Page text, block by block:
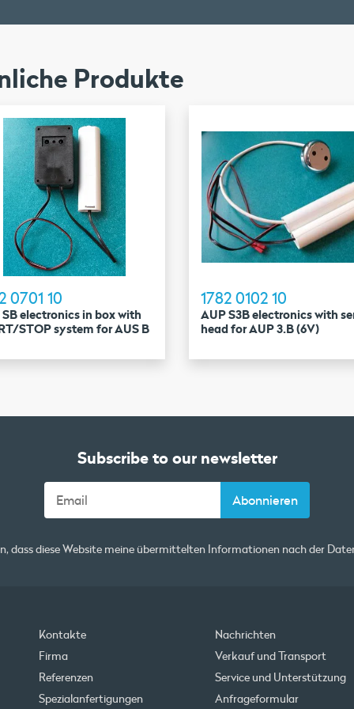
Produkte
0701 10
SB electronics in box with
STOP system for AUS B
1782 0102 10
AUP S3B electronics with
head for AUP 3.B (6V)
Subscribe to our newsletter
dass diese Website meine übermittelten Informationen nach der
Kontakte
Nachrichten
Firma
Verkauf und Transport
Referenzen
Service und Unterstützung
Spezialanfertigungen
Anfrageformular